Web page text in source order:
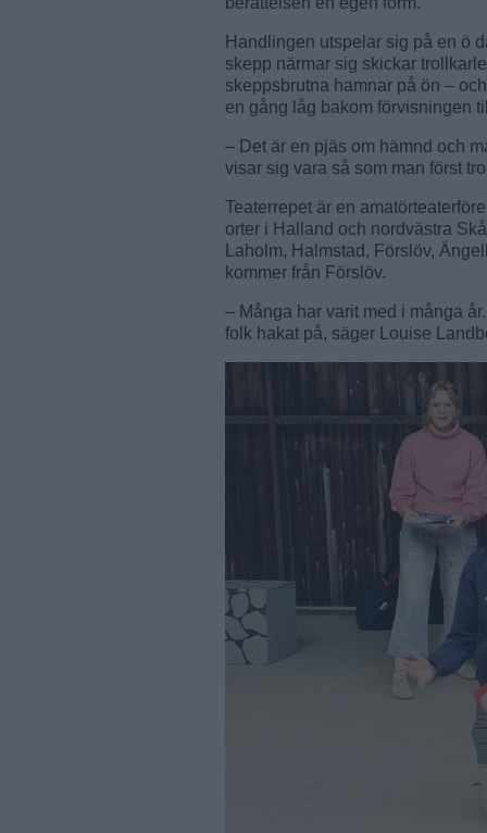
Handlingen utspelar sig på en ö
skepp närmar sig skickar
skeppsbrutna hamnar på ön –
en gång låg bakom förvisningen
– Det är en pjäs om hämnd och
visar sig vara så som man först
Teaterrepet är en
orter i Halland och nordvästra
Laholm, Halmstad, Förslöv,
kommer från Förslöv.
– Många har varit med i många
folk hakat på, säger Louise